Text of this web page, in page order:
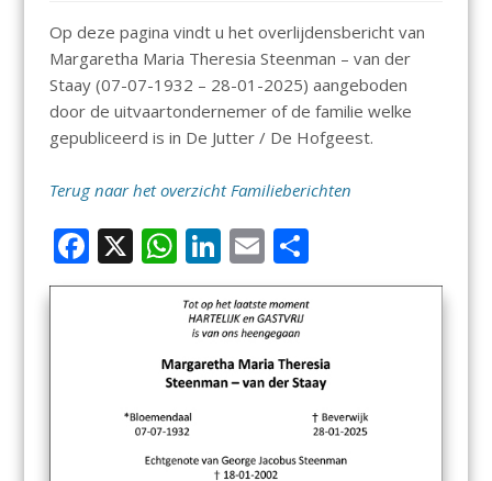
Op deze pagina vindt u het overlijdensbericht van
Margaretha Maria Theresia Steenman – van der
Staay (07-07-1932 – 28-01-2025) aangeboden
door de uitvaartondernemer of de familie welke
gepubliceerd is in De Jutter / De Hofgeest.
Terug naar het overzicht Familieberichten
F
ac
X W
h
at
s
A
p
p
Li
n
k
e
dI
E
m
ai
l
D
el
e
n